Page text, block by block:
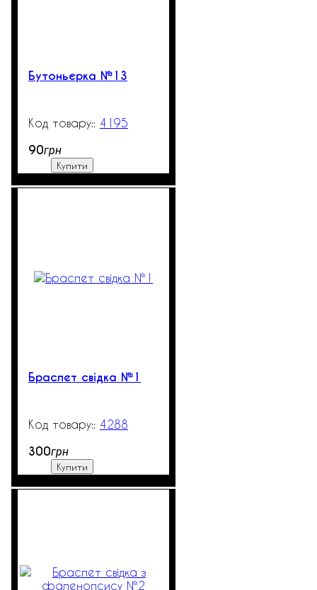
Бутоньєрка №13
4195
90грн
Купити
Браслет свідка №1
4288
300грн
Купити